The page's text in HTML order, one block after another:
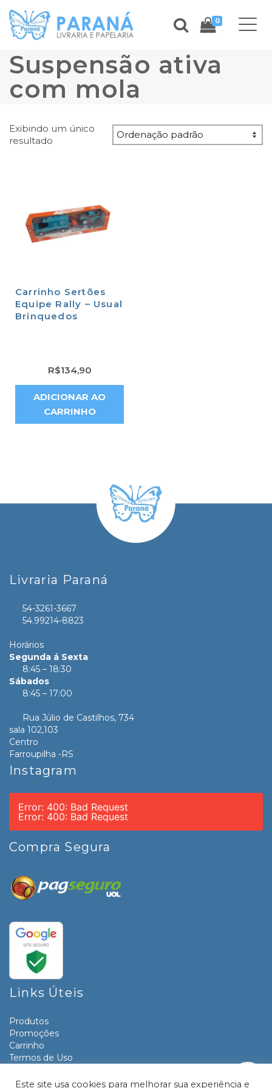
0
Suspensão ativa
com mola
Exibindo um único
resultado
Carrinho Sertões
Equipe Rally – Usual
Brinquedos
R$134,90
ADICIONAR AO
CARRINHO
Livraria Paraná
54-3261-3667
54.99214-8823
Horários
Segunda á Sexta
8:45 – 18:30
Sábados
8:45 – 17:00
Rua Júlio de Castilhos, 734
sala 102,103
Centro
Farroupilha -RS
Instagram
Error: 400: Bad Request
Error: 400: Bad Request
Compra Segura
Links Úteis
Produtos
Promoções
Carrinho
Termos de Uso
Contato
Este site usa cookies para melhorar sua experiência e